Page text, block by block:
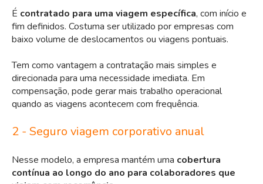
É contratado para uma viagem específica, com início e
fim definidos. Costuma ser utilizado por empresas com
baixo volume de deslocamentos ou viagens pontuais.
Tem como vantagem a contratação mais simples e
direcionada para uma necessidade imediata. Em
compensação, pode gerar mais trabalho operacional
quando as viagens acontecem com frequência.
2 - Seguro viagem corporativo anual
Nesse modelo, a empresa mantém uma cobertura
contínua ao longo do ano para colaboradores que